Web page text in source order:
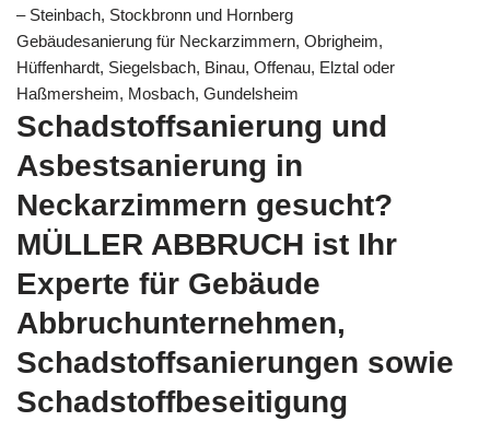
– Steinbach, Stockbronn und Hornberg
Gebäudesanierung für Neckarzimmern, Obrigheim,
Hüffenhardt, Siegelsbach, Binau, Offenau, Elztal oder
Haßmersheim, Mosbach, Gundelsheim
Schadstoffsanierung und
Asbestsanierung in
Neckarzimmern gesucht?
MÜLLER ABBRUCH ist Ihr
Experte für Gebäude
Abbruchunternehmen,
Schadstoffsanierungen sowie
Schadstoffbeseitigung